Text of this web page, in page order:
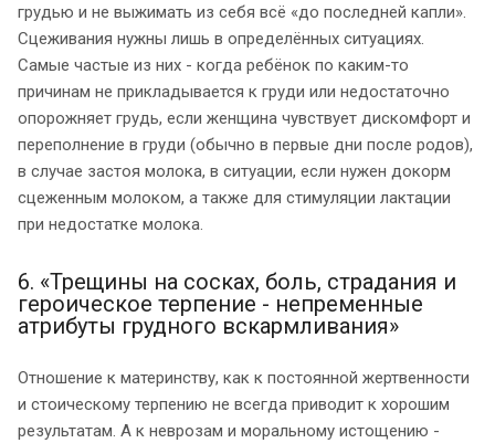
грудью и не выжимать из себя всё «до последней капли».
Сцеживания нужны лишь в определённых ситуациях.
Самые частые из них - когда ребёнок по каким-то
причинам не прикладывается к груди или недостаточно
опорожняет грудь, если женщина чувствует дискомфорт и
переполнение в груди (обычно в первые дни после родов),
в случае застоя молока, в ситуации, если нужен докорм
сцеженным молоком, а также для стимуляции лактации
при недостатке молока.
6. «Трещины на сосках, боль, страдания и
героическое терпение - непременные
атрибуты грудного вскармливания»
Отношение к материнству, как к постоянной жертвенности
и стоическому терпению не всегда приводит к хорошим
результатам. А к неврозам и моральному истощению -